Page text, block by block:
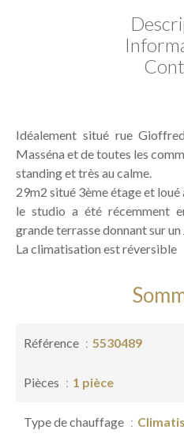
Idéalement situé rue
Masséna et de toutes les
standing et très au calme.
29m2 situé 3ème étage et loué
le studio a été récemment
grande terrasse donnant sur un
La climatisation est réversible
Référence 5530489
Pièces 1 pièce
Type de chauffage